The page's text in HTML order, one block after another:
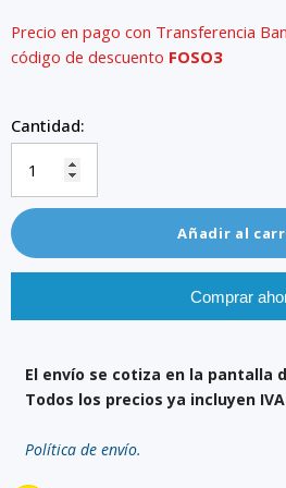
Precio en pago con Transferencia
código de descuento FOSO3
Cantidad:
Añadir al
Comprar
El envío se cotiza en la pantalla
Todos los precios ya incluyen IVA
Política de envío.